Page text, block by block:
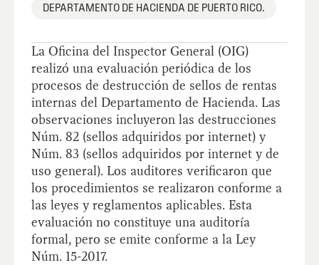
DEPARTAMENTO DE HACIENDA DE PUERTO RICO.
La Oficina del Inspector General (OIG)
realizó una evaluación periódica de los
procesos de destrucción de sellos de rentas
internas del Departamento de Hacienda. Las
observaciones incluyeron las destrucciones
Núm. 82 (sellos adquiridos por internet) y
Núm. 83 (sellos adquiridos por internet y de
uso general). Los auditores verificaron que
los procedimientos se realizaron conforme a
las leyes y reglamentos aplicables. Esta
evaluación no constituye una auditoría
formal, pero se emite conforme a la Ley
Núm. 15-2017.